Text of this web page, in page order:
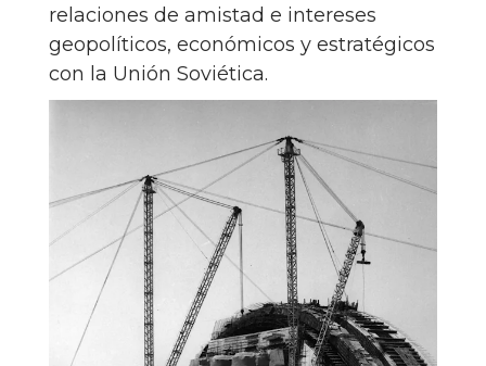
relaciones de amistad e intereses
geopolíticos, económicos y estratégicos
con la Unión Soviética.